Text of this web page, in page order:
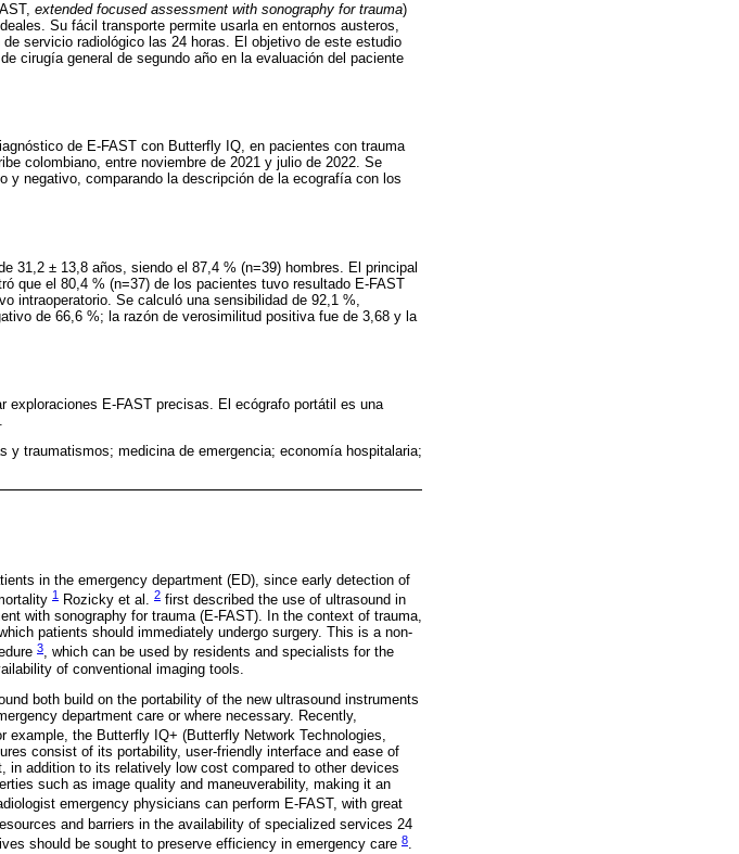
extended focused assessment with sonography for trauma)
Su fácil transporte permite usarla en entornos austeros,
servicio radiológico las 24 horas. El objetivo de este estudio
cirugía general de segundo año en la evaluación del paciente
de E-FAST con Butterfly IQ, en pacientes con trauma
colombiano, entre noviembre de 2021 y julio de 2022. Se
negativo, comparando la descripción de la ecografía con los
31,2 ± 13,8 años, siendo el 87,4 % (n=39) hombres. El principal
que el 80,4 % (n=37) de los pacientes tuvo resultado E-FAST
intraoperatorio. Se calculó una sensibilidad de 92,1 %,
de 66,6 %; la razón de verosimilitud positiva fue de 3,68 y la
exploraciones E-FAST precisas. El ecógrafo portátil es una
y traumatismos; medicina de emergencia; economía hospitalaria;
in the emergency department (ED), since early detection of
1 Rozicky et al. 2 first described the use of ultrasound in
with sonography for trauma (E-FAST). In the context of trauma,
patients should immediately undergo surgery. This is a non-
3, which can be used by residents and specialists for the
of conventional imaging tools.
both build on the portability of the new ultrasound instruments
department care or where necessary. Recently,
example, the Butterfly IQ+ (Butterfly Network Technologies,
consist of its portability, user-friendly interface and ease of
addition to its relatively low cost compared to other devices
such as image quality and maneuverability, making it an
emergency physicians can perform E-FAST, with great
and barriers in the availability of specialized services 24
should be sought to preserve efficiency in emergency care 8.